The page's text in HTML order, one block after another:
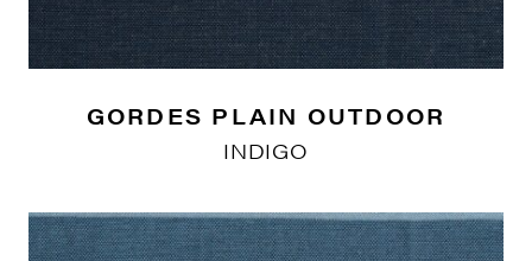
GORDES PLAIN OUTDOOR
INDIGO